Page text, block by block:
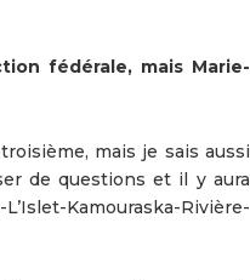
fédérale, mais Marie-
mais je sais aussi
de questions et il y aura
Kamouraska-Rivière-